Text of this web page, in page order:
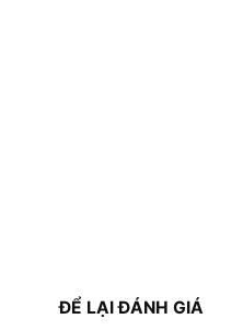
ĐỂ LẠI ĐÁNH GIÁ